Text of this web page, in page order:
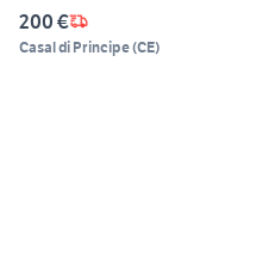
200 €
Casal di Principe(CE)